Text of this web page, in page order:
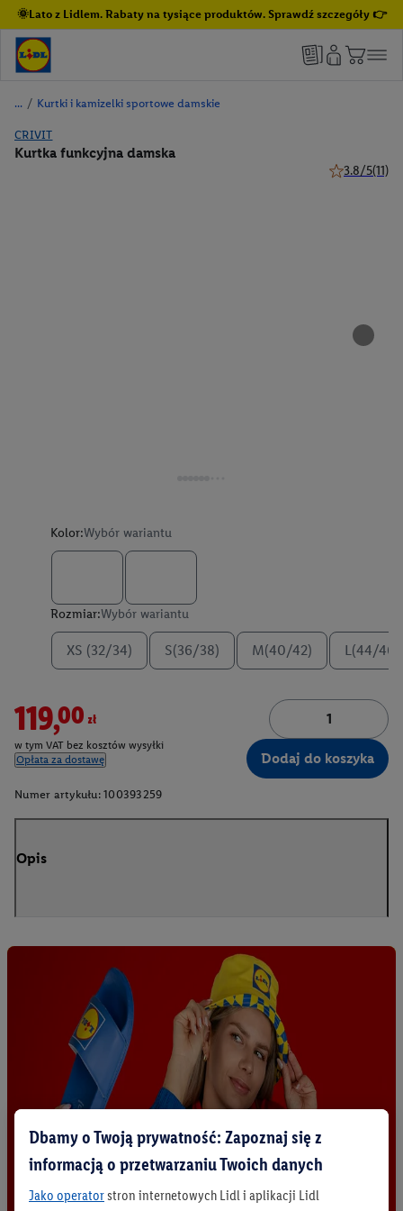
🌞Lato z Lidlem. Rabaty na tysiące produktów. Sprawdź szczegóły 👉
/ Kurtki i kamizelki sportowe damskie
CRIVIT
Kurtka funkcyjna damska
3.8/5(11)
Kolor:Wybór wariantu
Rozmiar:Wybór wariantu
XS (32/34) S(36/38) M(40/42) L(44/46)
119,00zł
w tym VAT bez kosztów wysyłki
Opłata za dostawę
Dodaj do koszyka
Numer artykułu: 100393259
Opis
Dbamy o Twoją prywatność: Zapoznaj się z
informacją o przetwarzaniu Twoich danych
Jako operatorstron internetowych Lidl i aplikacji Lidl